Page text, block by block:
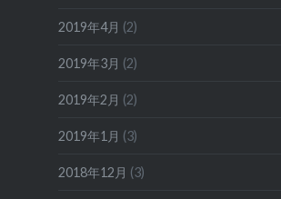
2019年4月 (2)
2019年3月 (2)
2019年2月 (2)
2019年1月 (3)
2018年12月 (3)